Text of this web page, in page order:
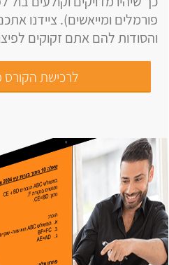
פורמלים ומייאשים). ציידנו
והסודות להם אתם זקוקים
לרכישת הקורס מ-